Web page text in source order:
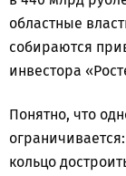
областные
собираются
инвестора
Понятно, что
кольцо